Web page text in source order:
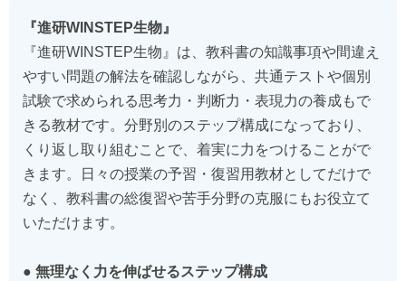
『進研WINSTEP生物』
『進研WINSTEP生物』は、教科書の知識事項や間違え
やすい問題の解法を確認しながら、共通テストや個別
試験で求められる思考力・判断力・表現力の養成もで
きる教材です。分野別のステップ構成になっており、
くり返し取り組むことで、着実に力をつけることがで
きます。日々の授業の予習・復習用教材としてだけで
なく、教科書の総復習や苦手分野の克服にもお役立て
いただけます。
● 無理なく力を伸ばせるステップ構成